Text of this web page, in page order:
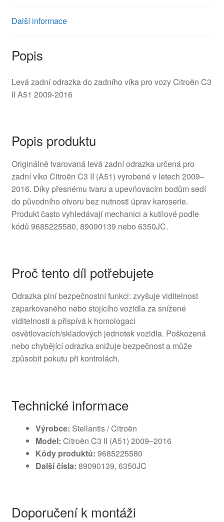
množství
Další informace
Popis
Levá zadní odrazka do zadního víka pro vozy Citroën C3
II A51 2009-2016
Popis produktu
Originálně tvarovaná levá zadní odrazka určená pro
zadní víko Citroën C3 II (A51) vyrobené v letech 2009–
2016. Díky přesnému tvaru a upevňovacím bodům sedí
do původního otvoru bez nutnosti úprav karoserie.
Produkt často vyhledávají mechanici a kutilové podle
kódů 9685225580, 89090139 nebo 6350JC.
Proč tento díl potřebujete
Odrazka plní bezpečnostní funkci: zvyšuje viditelnost
zaparkovaného nebo stojícího vozidla za snížené
viditelnosti a přispívá k homologaci
osvětlovacích/skladových jednotek vozidla. Poškozená
nebo chybějící odrazka snižuje bezpečnost a může
způsobit pokutu při kontrolách.
Technické informace
Výrobce: Stellantis / Citroën
Model: Citroën C3 II (A51) 2009–2016
Kódy produktů: 9685225580
Další čísla: 89090139, 6350JC
Doporučení k montáži